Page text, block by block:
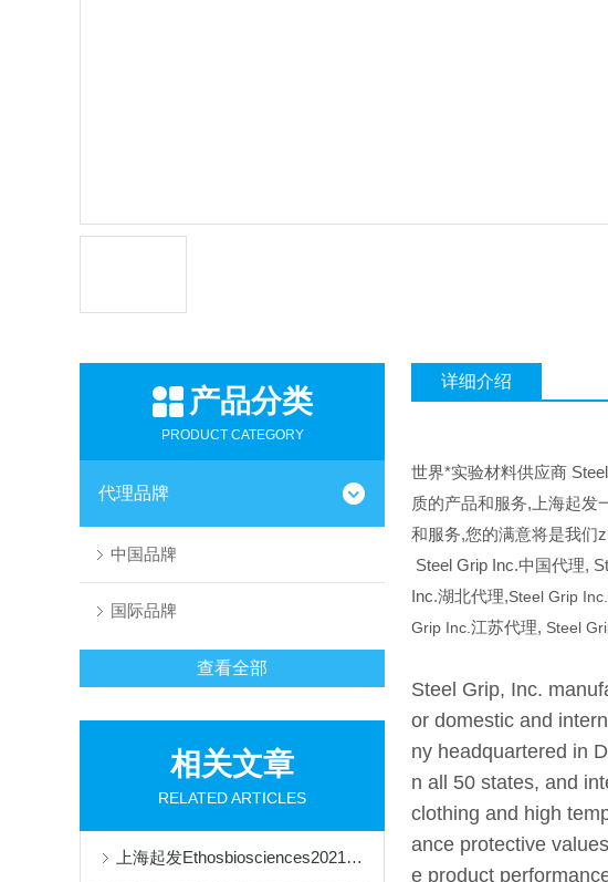
产品分类
PRODUCT CATEGORY
代理品牌
中国品牌
国际品牌
查看全部
相关文章
RELATED ARTICLES
上海起发Ethosbiosciences2021年价格表
详细介绍
世界*实验材料供应商
质的产品和服务,上海起发
和服务,您的满意将是我们
Steel Grip Inc.中国代理,
Inc.湖北代理,Steel Grip Inc.
Grip Inc. 江苏代理, Steel
Steel Grip, Inc.
or domestic and
ny headquartered in
n all 50 states, and
clothing and high
ance protective
e product